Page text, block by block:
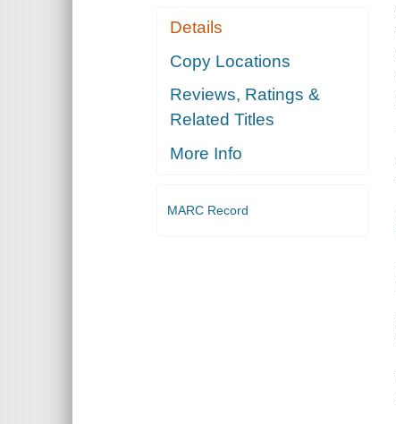
Details
Copy Locations
Reviews, Ratings &
Related Titles
More Info
MARC Record